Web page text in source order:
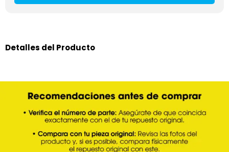
Detalles del Producto